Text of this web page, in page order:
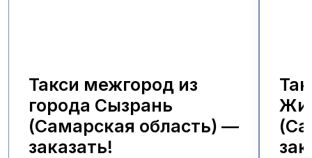
Такси межгород из
города Сызрань
(Самарская область) —
заказать!